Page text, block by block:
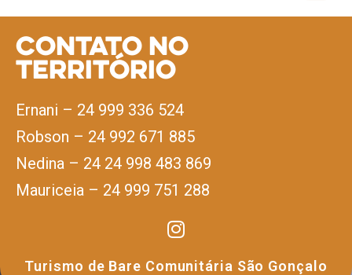
Contato no
Território
Ernani – 24 999 336 524
Robson – 24 992 671 885
Nedina – 24 24 998 483 869
Mauriceia – 24 999 751 288
Turismo de Bare Comunitária São Gonçalo